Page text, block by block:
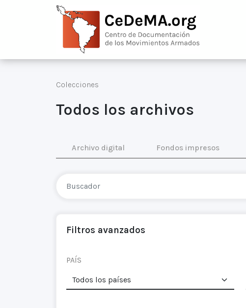
Colecciones
Todos los archivos
Archivo digital Fondos impresos
Filtros avanzados
PAÍS